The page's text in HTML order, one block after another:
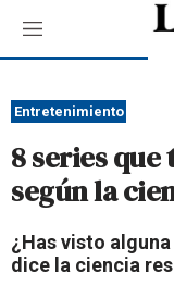
M
e
ú
Entretenimiento
8 series
según la
¿Has visto
dice la ciencia